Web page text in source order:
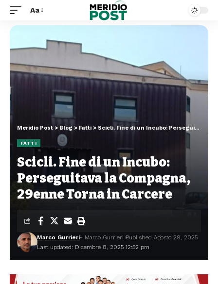
Aa
Meridio Post > Blog > Fatti > Scicli. Fine di un Incubo: Perseguitava la Compagna, 29enne Torna in Carcere
FATTI
Scicli. Fine di un Incubo:
Perseguitava la Compagna,
29enne Torna in Carcere
Last updated: Dicembre 8, 2025 12:52 pm
Marco Gurrieri- Marco Gurrieri Published Agosto 29, 2025